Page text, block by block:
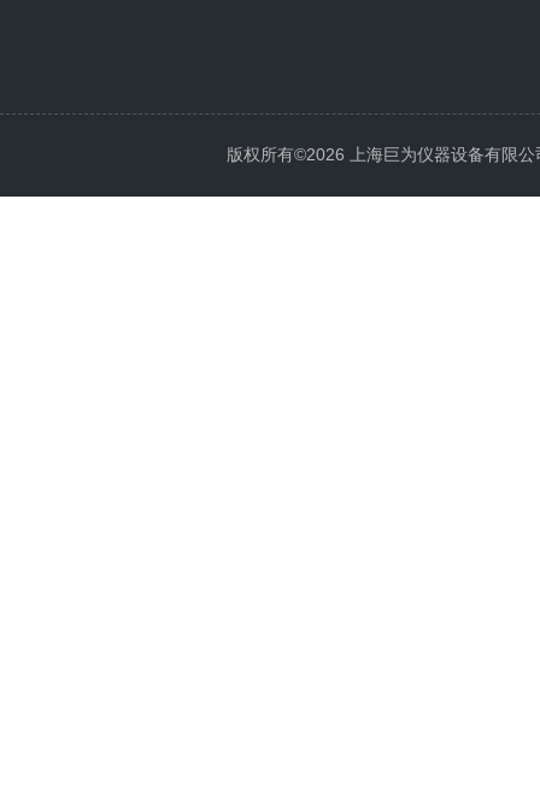
版权所有©2026 上海巨为仪器设备有限